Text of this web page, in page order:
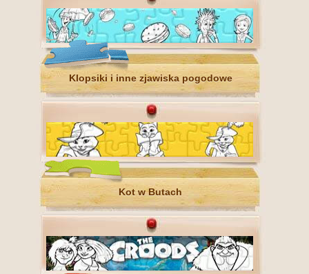
Klopsiki i inne zjawiska pogodowe
Kot w Butach